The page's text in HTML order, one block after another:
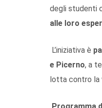
degli studenti
alle loro
L’iniziativa è
e Picerno, a
lotta contro la